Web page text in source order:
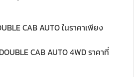
CAB AUTO ในราคาเพียง
CAB AUTO 4WD ราคาที่